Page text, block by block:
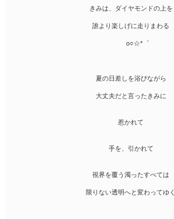
きみは、ダイヤモンドの上を
誰より楽しげに走りまわる
o○☆*゜
夏の日差しを浴びながら
大丈夫だと言ったきみに
惹かれて
手を、引かれて
視界を覆う濁ったすべては
限りない透明へと変わってゆく